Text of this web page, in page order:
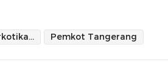
Hari Anti Narkotika Internasional Pemkot Tangerang